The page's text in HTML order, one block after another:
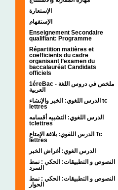
الإستعارة
الإستفهام
Enseignement Secondaire
qualifiant: Programme
Répartition matières et
coefficients du cadre
organisant l’examen du
baccalauréat Candidats
officiels
1éreBac - ملخص في دروس اللغة
العربية
الدرس اللغوي: الخبر والإنشاء tc
lettres
الدرس اللغوي: التشبيه أقسامه
tclettres
الدرس اللغوي: بلاغة الإمتاع Tc
lettres
الدرس الغوي: أغراض الخبر
النصوص و التطبيقات: الحكي : نمط
السرد
النصوص و التطبيقات: الحكي : نمط
الحوار